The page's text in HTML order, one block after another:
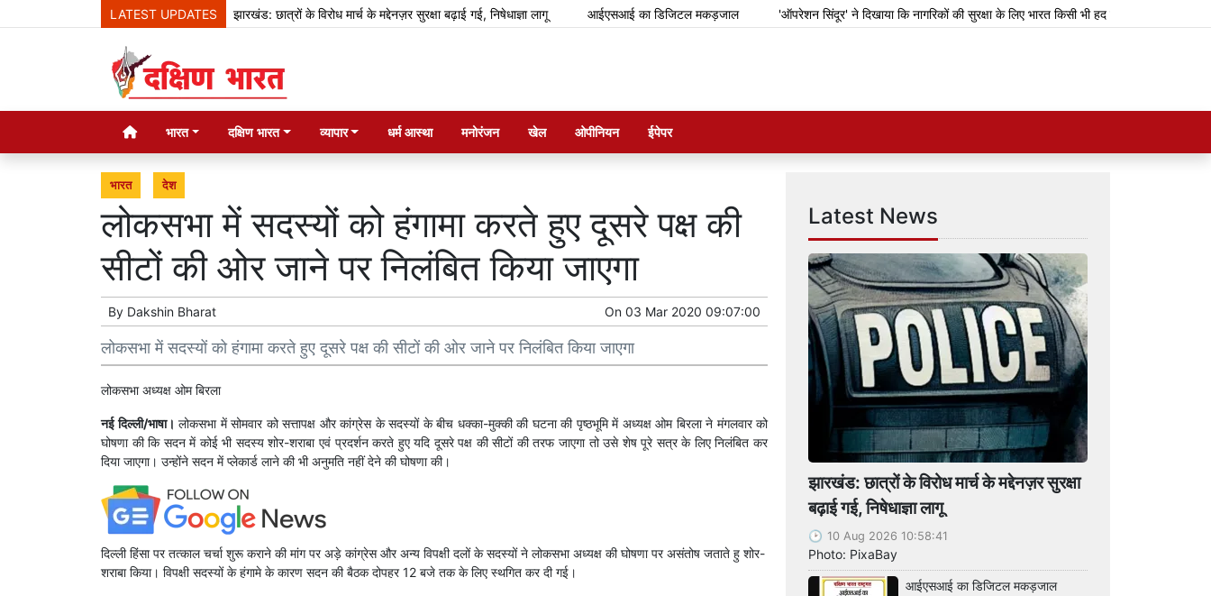
LATEST UPDATESझारखंड: छात्रों के विरोध मार्च के मद्देनज़र सुरक्षा बढ़ाई गई, निषेधाज्ञा लागू आईएसआई का डिजिटल मकड़जाल 'ऑपरेशन सिंदूर' ने दिखाया कि नागरिकों की सुरक्षा के लिए भारत किसी भी हद तक जा सकता है: राजनाथ
भारत दक्षिण भारत व्यापार धर्म आस्था मनोरंजन खेल ओपीनियन ईपेपर
भारत देश
लोकसभा में सदस्यों को हंगामा करते हुए दूसरे पक्ष की
सीटों की ओर जाने पर निलंबित किया जाएगा
By Dakshin Bharat On 03 Mar 2020 09:07:00
लोकसभा में सदस्यों को हंगामा करते हुए दूसरे पक्ष की सीटों की ओर जाने पर निलंबित किया जाएगा
लोकसभा अध्यक्ष ओम बिरला
नई दिल्ली/भाषा। लोकसभा में सोमवार को सत्तापक्ष और कांग्रेस के सदस्यों के बीच धक्का-मुक्की की घटना की पृष्ठभूमि में अध्यक्ष ओम बिरला ने मंगलवार को
घोषणा की कि सदन में कोई भी सदस्य शोर-शराबा एवं प्रदर्शन करते हुए यदि दूसरे पक्ष की सीटों की तरफ जाएगा तो उसे शेष पूरे सत्र के लिए निलंबित कर
दिया जाएगा। उन्होंने सदन में प्लेकार्ड लाने की भी अनुमति नहीं देने की घोषणा की।
दिल्ली हिंसा पर तत्काल चर्चा शुरू कराने की मांग पर अड़े कांग्रेस और अन्य विपक्षी दलों के सदस्यों ने लोकसभा अध्यक्ष की घोषणा पर असंतोष जताते हु शोर-
शराबा किया। विपक्षी सदस्यों के हंगामे के कारण सदन की बैठक दोपहर 12 बजे तक के लिए स्थगित कर दी गई।
Latest News
झारखंड: छात्रों के विरोध मार्च के मद्देनज़र सुरक्षा
बढ़ाई गई, निषेधाज्ञा लागू
10 Aug 2026 10:58:41
Photo: PixaBay
आईएसआई का डिजिटल मकड़जाल